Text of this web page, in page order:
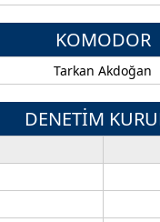
KOMODOR
Tarkan Akdoğan
DENETİM